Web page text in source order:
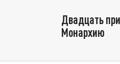
Двадцать
Монархию